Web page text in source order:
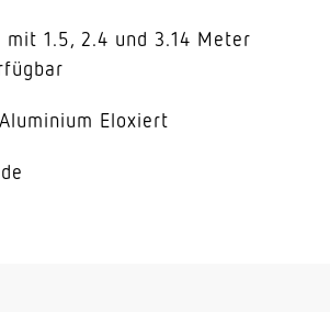
mit 1.5, 2.4 und 3.14 Meter
Eloxiert